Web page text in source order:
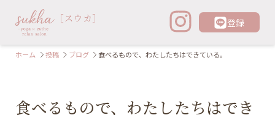
登録
ホーム 投稿 ブログ 食べるもので、わたしたちはできている。
食べるもので、わたしたちはでき